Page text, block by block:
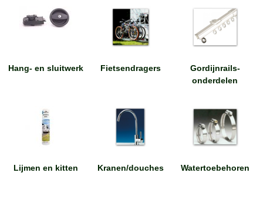
Hang- en sluitwerk Fietsendragers
Gordijnrails-
onderdelen
Lijmen en kitten Kranen/douches Watertoebehoren